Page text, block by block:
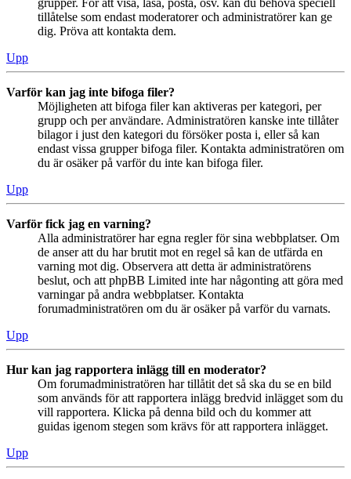
grupper. För att visa, läsa, posta, osv. kan du behöva speciell
tillåtelse som endast moderatorer och administratörer kan ge
dig. Pröva att kontakta dem.
Upp
Varför kan jag inte bifoga filer?
Möjligheten att bifoga filer kan aktiveras per kategori, per
grupp och per användare. Administratören kanske inte tillåter
bilagor i just den kategori du försöker posta i, eller så kan
endast vissa grupper bifoga filer. Kontakta administratören om
du är osäker på varför du inte kan bifoga filer.
Upp
Varför fick jag en varning?
Alla administratörer har egna regler för sina webbplatser. Om
de anser att du har brutit mot en regel så kan de utfärda en
varning mot dig. Observera att detta är administratörens
beslut, och att phpBB Limited inte har någonting att göra med
varningar på andra webbplatser. Kontakta
forumadministratören om du är osäker på varför du varnats.
Upp
Hur kan jag rapportera inlägg till en moderator?
Om forumadministratören har tillåtit det så ska du se en bild
som används för att rapportera inlägg bredvid inlägget som du
vill rapportera. Klicka på denna bild och du kommer att
guidas igenom stegen som krävs för att rapportera inlägget.
Upp